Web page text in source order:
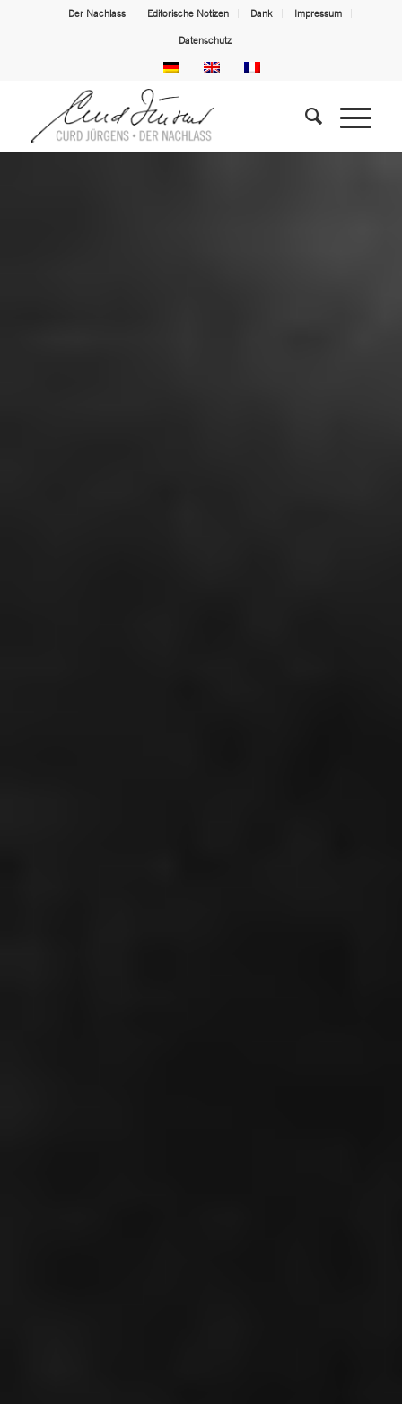
Der Nachlass Editorische Notizen Dank Impressum
Datenschutz